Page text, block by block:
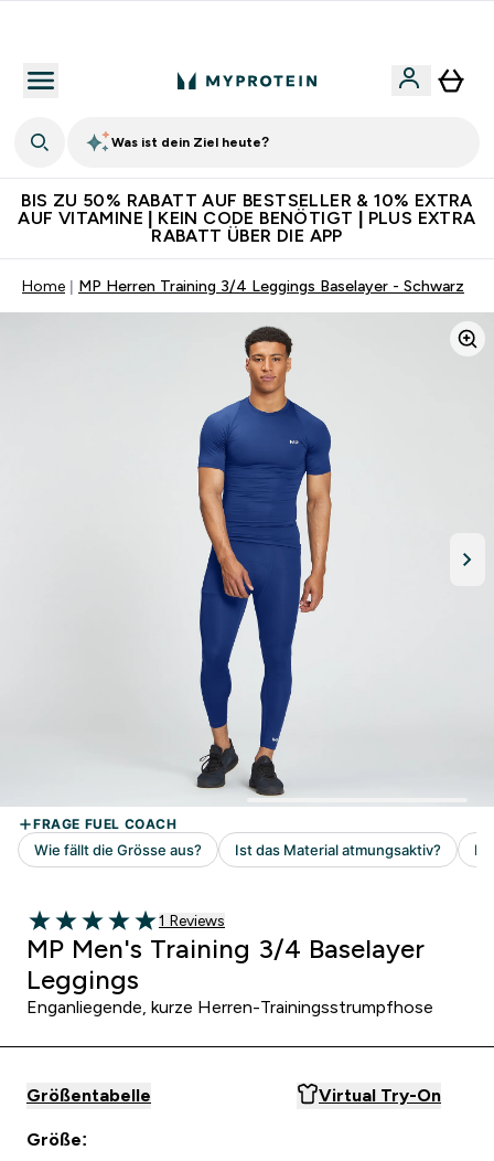
Was ist dein Ziel heute?
BIS ZU 50% RABATT AUF BESTSELLER & 10% EXTRA
AUF VITAMINE | KEIN CODE BENÖTIGT | PLUS EXTRA
RABATT ÜBER DIE APP
Home MP Herren Training 3/4 Leggings Baselayer - Schwarz
5 out of 5 stars
1 customer reviews
1 Reviews
MP Men's Training 3/4 Baselayer
Leggings
Enganliegende, kurze Herren-Trainingsstrumpfhose
Größentabelle Virtual Try-On
Größe: